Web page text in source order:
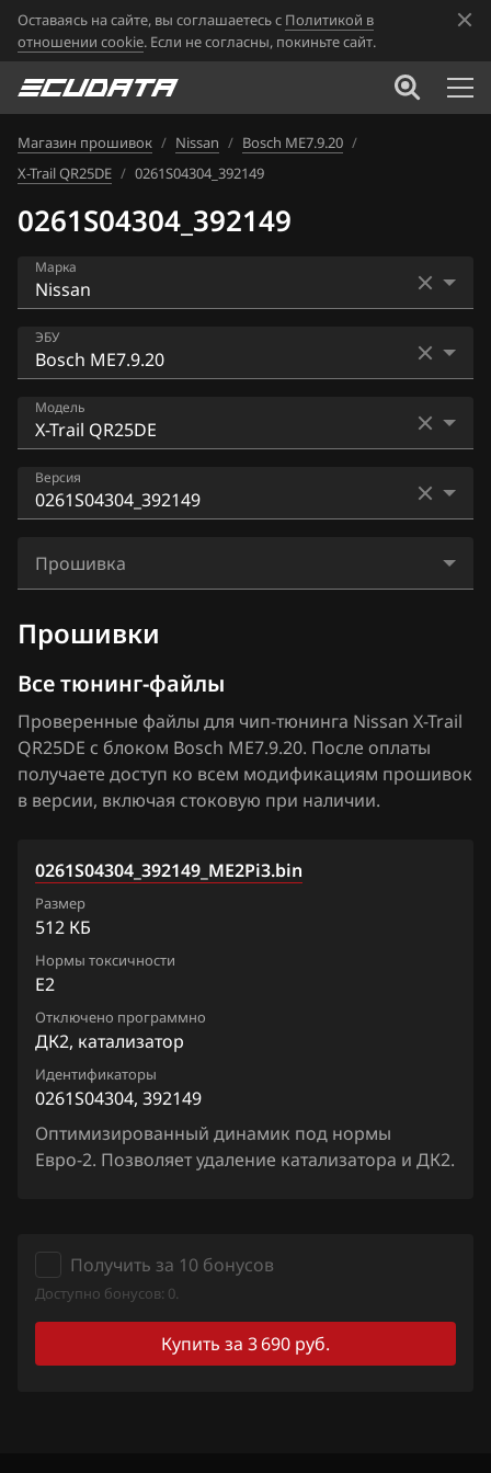
Оставаясь на сайте, вы соглашаетесь с Политикой в
отношении cookie. Если не согласны, покиньте сайт.
Магазин прошивок / Nissan / Bosch ME7.9.20 /
X-Trail QR25DE / 0261S04304_392149
0261S04304_392149
Марка
Acura
Alfa Romeo
ATLAS
BAIC
Bentley
BMW
Brilliance
BYD
Cadillac
Changan
Chery
Chrysler
Citroen
Dacia
DAF
Dodge
Dongfeng
ЭБУ
Bosch EDC16CP33
Bosch EDC17C84
Bosch MD1CS006
Bosch ME7.9.20
Hitachi SH7254xx
Mitsubishi Melco MH8115F
Siemens EMS 3120
Siemens EMS 3125
Siemens EMS 3132, 3134
Siemens EMS 3155
Siemens EMS 3160
Siemens SID 301
Siemens SID 310
Модель
X-Trail QR25DE
Версия
0261201661_387906
0261201799_390396
0261S04304_392149
0261S04304_398593
0261S04304_507354
0261S04306_392151
0261S04306_507356
0261S06194_509241
0261S10384_538265
Прошивка
Прошивки
Все тюнинг-файлы
Проверенные файлы для чип-тюнинга Nissan X-Trail
QR25DE с блоком Bosch ME7.9.20. После оплаты
получаете доступ ко всем модификациям прошивок
в версии, включая стоковую при наличии.
0261S04304_392149_ME2Pi3.bin
Размер
512 КБ
Нормы токсичности
E2
Отключено программно
ДК2, катализатор
Идентификаторы
0261S04304, 392149
Оптимизированный динамик под нормы
Евро-2. Позволяет удаление катализатора и ДК2.
Получить за 10 бонусов
Доступно бонусов: 0.
Купить за 3 690 руб.